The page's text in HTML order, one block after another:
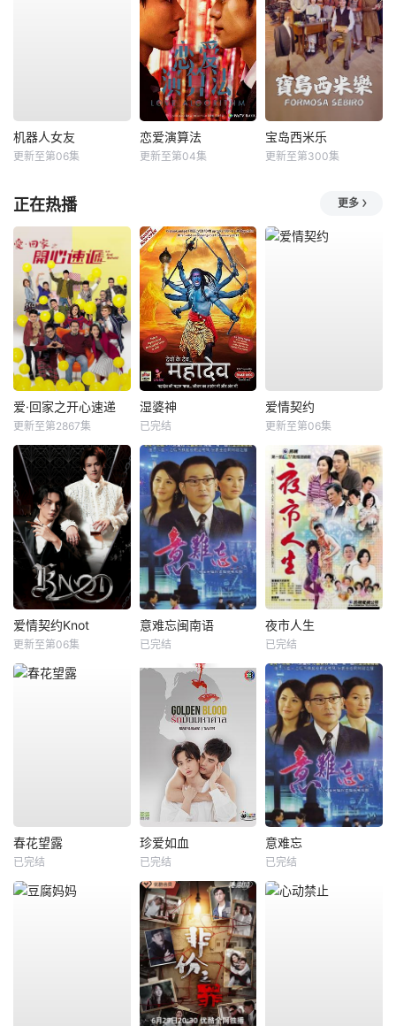
机器人女友
更新至第06集
恋爱演算法
更新至第04集
宝岛西米乐
更新至第300集
正在热播 更多
爱·回家之开心速递
更新至第2867集
湿婆神
已完结
爱情契约
更新至第06集
爱情契约Knot
更新至第06集
意难忘闽南语
已完结
夜市人生
已完结
春花望露
已完结
珍爱如血
已完结
意难忘
已完结